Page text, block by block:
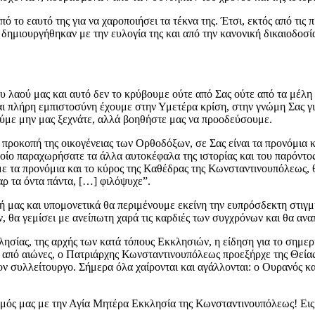
το εαυτό της για να χαροποιήσει τα τέκνα της. Έτσι, εκτός από
με την ευλογία της και από την κανονική
λαού μας και αυτό δεν το κρύβουμε ούτε από Σας ούτε από τα
εμπιστοσύνη έχουμε στην Υμετέρα κρίση, στην γνώμη Σας
μην μας ξεχνάτε, αλλά βοηθήστε μας να προοδεύσουμε.
της οικογένειας των Ορθοδόξων, σε Σας είναι τα προνόμια
παραχωρήσατε τα άλλα αυτοκέφαλα της ιστορίας και του
τα προνόμια και το κύρος της Καθέδρας της
τα όντα πάντα, […] φιλόψυχε”.
και υπομονετικά θα περιμένουμε εκείνη την ευπρόσδεκτη
με ανείπωτη χαρά τις καρδιές των συγχρόνων και θα
της αρχής των κατά τόπους Εκκλησιών, η είδηση για το
αιώνες, ο Πατριάρχης Κωνσταντινουπόλεως προεξήρχε της
Σήμερα όλα χαίρονται και αγάλλονται: ο Ουρανός
μας με την Αγία Μητέρα Εκκλησία της Κωνσταντινουπόλεως!